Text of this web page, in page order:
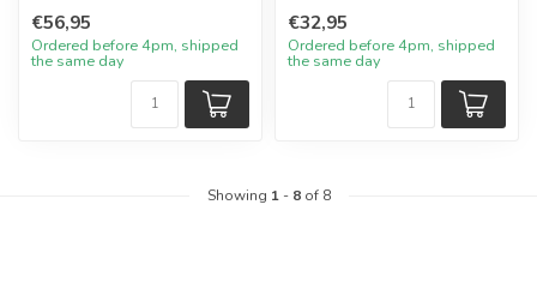
€56,95
Ordered before 4pm, shipped
the same day
€32,95
Ordered before 4pm, shipped
the same day
Showing 1- 8of 8